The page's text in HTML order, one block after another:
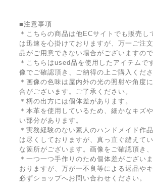
■注意事項
＊こちらの商品は他ECサイトでも販売し
は迅速を心掛けておりますが、万一ご注
品がご用意できない場合がございますの
＊こちらはused品を使用したアイテムで
像でご確認頂き、ご納得の上ご購入くださ
＊画像の色味は屋内外の光の照射や角度
合がございます。ご了承ください。
＊柄の出方には個体差があります。
＊本革を使用しているため、細かなキズ
い部分があります。
＊実務経験のない素人のハンドメイド作
は尽くしておりますが、真っ直ぐ縫えて
な箇所がございます。画像をご確認頂き
＊一つ一つ手作りのため個体差がござい
おりますが、万が一不良等による返品や
必ずショップへお問い合わせください。